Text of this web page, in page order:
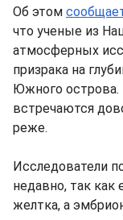
Об этом
что ученые из
атмосферных
призрака на
Южного острова.
встречаются
реже.
Исследователи
недавно, так как
желтка, а